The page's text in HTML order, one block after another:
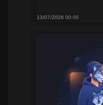
13/07/2026 00:00